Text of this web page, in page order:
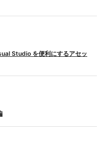
Studio を便利にするアセッ